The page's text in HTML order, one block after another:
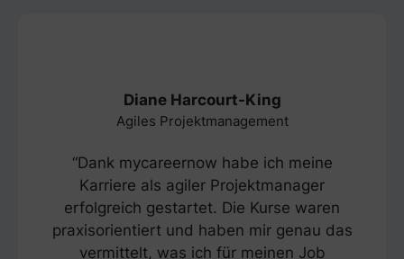
Diane Harcourt-King
Agiles Projektmanagement
“Dank mycareernow habe ich meine
Karriere als agiler Projektmanager
erfolgreich gestartet. Die Kurse waren
praxisorientiert und haben mir genau das
vermittelt, was ich für meinen Job